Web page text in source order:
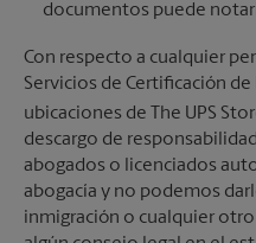
documentos puede
Con respecto a cualquier
Servicios de Certificación
ubicaciones de The UPS
descargo de
abogados o licenciados
abogacía y no podemos
inmigración o cualquier